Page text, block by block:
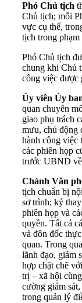
Phó Chủ tịch
Chủ tịch; mỗi
vực cụ thể,
tịch trong
Phó Chủ tịch
chung khi Chủ
công việc được
Ủy viên Ủy
quan chuyên
giao phụ trách
mưu, chủ động
hành công việc
các phiên họp
trước UBND
Chánh Văn
tịch chuẩn bị
sơ trình; ký
phiên họp và
quyền. Tất cả
và đôn đốc
quan. Trong
lãnh đạo, giám
hợp chặt chẽ
trị – xã hội
cường giám
trong quản lý